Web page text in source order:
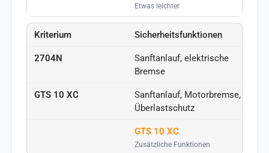
Etwas leichter
Sicherheitsfunktionen
Sanftanlauf, elektrische
Bremse
Sanftanlauf, Motorbremse,
Überlastschutz
GTS 10 XC
Zusätzliche Funktionen